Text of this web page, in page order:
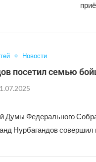
Новости
посетил семью
Думы Федерального
Нурбагандов совершил